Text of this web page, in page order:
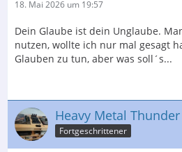
18. Mai 2026 um 19:57
Dein Glaube ist dein Unglaube.
nutzen, wollte ich nur mal gesagt
Glauben zu tun, aber was soll´s...
Heavy Metal Thunder
Fortgeschrittener